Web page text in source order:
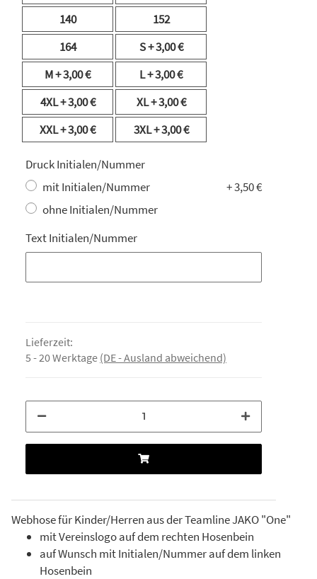
140
152
164
S+ 3,00 €
M+ 3,00 € L+ 3,00 €
4XL+ 3,00 € XL+ 3,00 €
XXL+ 3,00 € 3XL+ 3,00 €
Druck Initialen/Nummer
mit Initialen/Nummer
+ 3,50 €
ohne Initialen/Nummer
Text Initialen/Nummer
Lieferzeit:
5 - 20 Werktage (DE - Ausland abweichend)
Webhose für Kinder/Herren aus der Teamline JAKO "One"
mit Vereinslogo auf dem rechten Hosenbein
auf Wunsch mit Initialen/Nummer auf dem linken
Hosenbein